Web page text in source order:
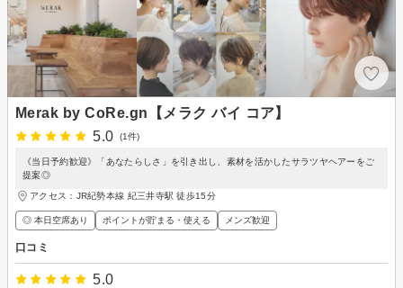
Merak by CoRe.gn【メラク バイ コア】
5.0
(1件)
《当日予約歓迎》「あなたらしさ」を引き出し、素材を活かしたサラツヤヘアーをご
提案◎
アクセス：JR紀勢本線 紀三井寺駅 徒歩15分
◎ 本日空席あり ポイントが貯まる・使える メンズ歓迎
口コミ
5.0